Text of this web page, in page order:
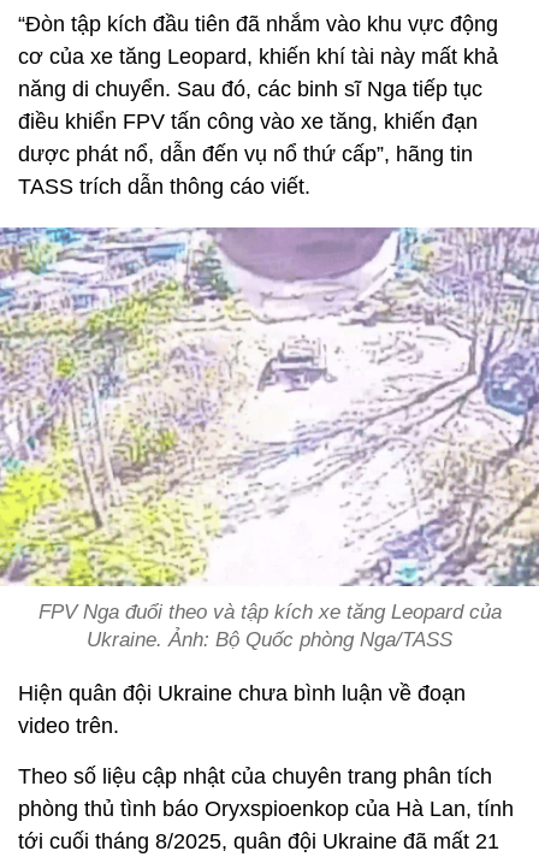
“Đòn tập kích đầu tiên đã nhắm vào khu vực động
cơ của xe tăng Leopard, khiến khí tài này mất khả
năng di chuyển. Sau đó, các binh sĩ Nga tiếp tục
điều khiển FPV tấn công vào xe tăng, khiến đạn
dược phát nổ, dẫn đến vụ nổ thứ cấp”, hãng tin
TASS trích dẫn thông cáo viết.
FPV Nga đuổi theo và tập kích xe tăng Leopard của
Ukraine. Ảnh: Bộ Quốc phòng Nga/TASS
Hiện quân đội Ukraine chưa bình luận về đoạn
video trên.
Theo số liệu cập nhật của chuyên trang phân tích
phòng thủ tình báo Oryxspioenkop của Hà Lan, tính
tới cuối tháng 8/2025, quân đội Ukraine đã mất 21